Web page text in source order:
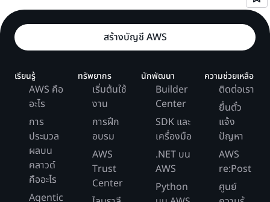
สร้างบัญชี AWS
เรียนรู้
AWS คือ
อะไร
การ
ประมวล
ผลบน
คลาวด์
คืออะไร
Agentic
ทรัพยากร
เริ่มต้นใช้
งาน
การฝึก
อบรม
AWS
Trust
Center
นักพัฒนา
Builder
Center
SDK และ
เครื่องมือ
.NET บน
AWS
Python
ความช่วยเหลือ
ติดต่อเรา
ยื่นตั๋ว
แจ้ง
ปัญหา
AWS
re:Post
ศูนย์